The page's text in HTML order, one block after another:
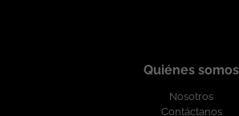
Quiénes somos
Nosotros
Contáctanos